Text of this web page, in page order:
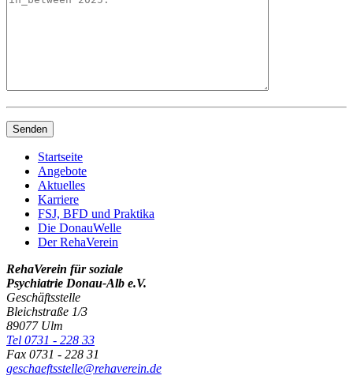
Startseite
Angebote
Aktuelles
Karriere
FSJ, BFD und Praktika
Die DonauWelle
Der RehaVerein
RehaVerein für soziale
Psychiatrie Donau-Alb e.V.
Geschäftsstelle
Bleichstraße 1/3
89077 Ulm
Tel 0731 - 228 33
Fax 0731 - 228 31
geschaeftsstelle@rehaverein.de